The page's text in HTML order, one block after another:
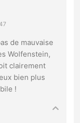
de mauvaise
Wolfenstein,
clairement
bien plus
!